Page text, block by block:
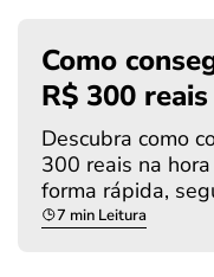
Como
R$ 300
Descubra como
300 reais na
forma rápida,
7 min Leitura